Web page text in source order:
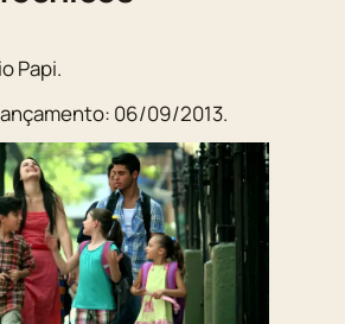
Papi.
06/09/2013.